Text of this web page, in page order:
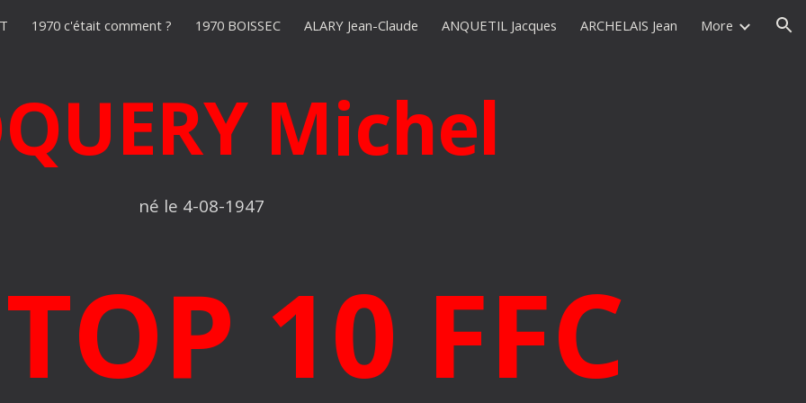
to main content Skip to navigation
1970 c'était comment ? 1970 BOISSEC ALARY Jean-Claude ANQUETIL Jacques ARCHELAIS Jean More
Michel
né le 4-08-1947
10 FFC